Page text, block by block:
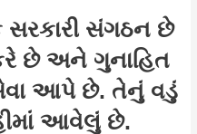
સંગઠન છે
છે અને ગુનાહિત
આપે છે. તેનું વડું
આવેલું છે.